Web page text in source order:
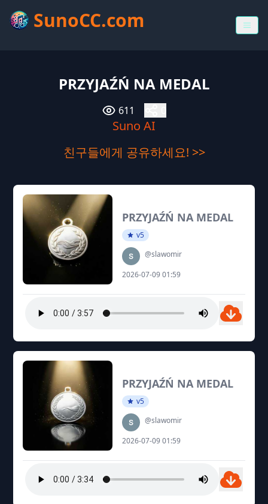
SunoCC.com
PRZYJAŹŃ NA MEDAL
611
Suno AI
친구들에게 공유하세요! >>
PRZYJAŹŃ NA MEDAL
v5
@slawomir
2026-07-09 01:59
PRZYJAŹŃ NA MEDAL
v5
@slawomir
2026-07-09 01:59